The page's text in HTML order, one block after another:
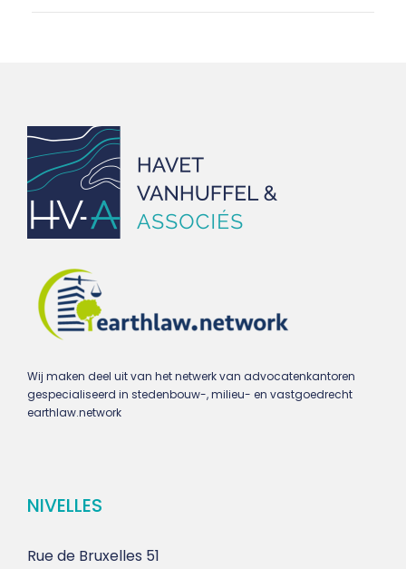
Wij maken deel uit van het netwerk van advocatenkantoren
gespecialiseerd in stedenbouw-, milieu- en vastgoedrecht
earthlaw.network
NIVELLES
Rue de Bruxelles 51